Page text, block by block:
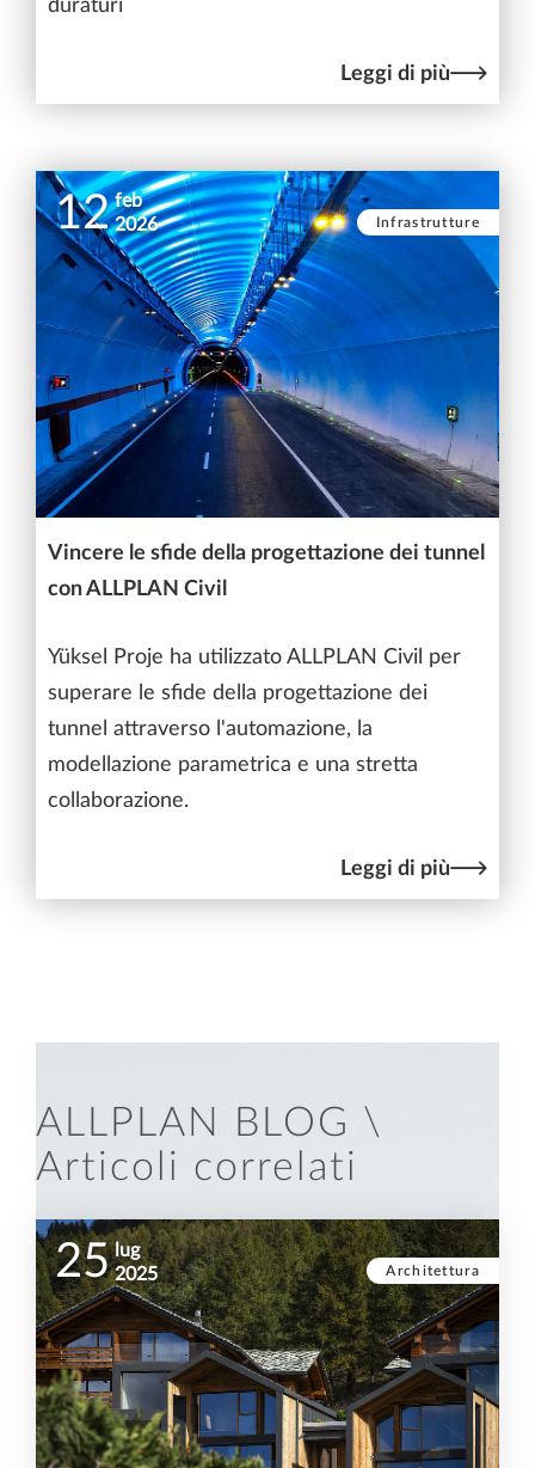
duraturi
Leggi di più
12 feb
2026
Infrastrutture
Vincere le sfide della progettazione dei tunnel
con ALLPLAN Civil
Yüksel Proje ha utilizzato ALLPLAN Civil per
superare le sfide della progettazione dei
tunnel attraverso l'automazione, la
modellazione parametrica e una stretta
collaborazione.
Leggi di più
ALLPLAN BLOG \
Articoli correlati
Architettura
25 lug
2025